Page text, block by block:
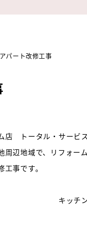
アパート改修工事
店 トータル・サービ
周辺地域で、リフォ
事です。
。 キッチン据